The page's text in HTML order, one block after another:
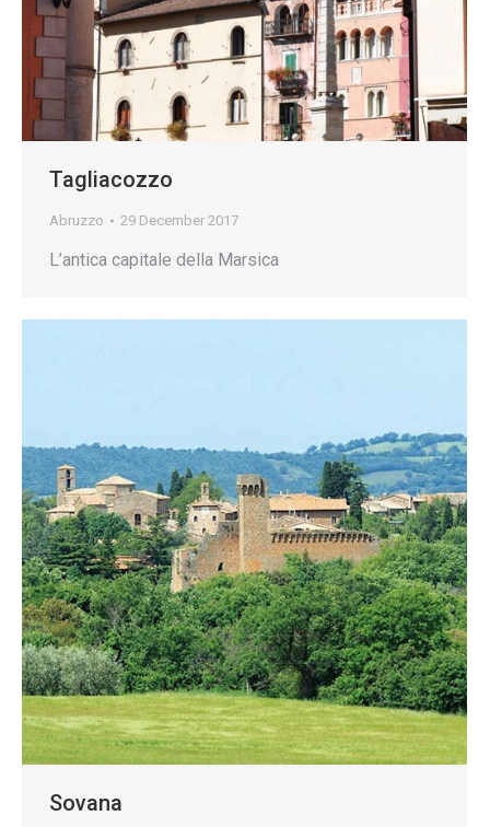
Tagliacozzo
Abruzzo 29 December 2017
L’antica capitale della Marsica
Sovana